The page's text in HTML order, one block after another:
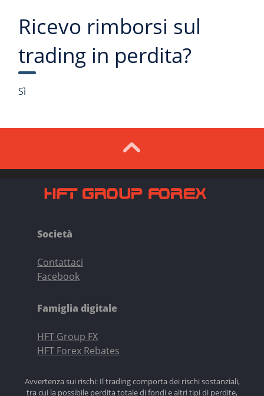
Ricevo rimborsi sul
trading in perdita?
Sì
Società
Contattaci
Facebook
Famiglia digitale
HFT Group FX
HFT Forex Rebates
Avvertenza sui rischi: Il trading comporta dei rischi sostanziali,
tra cui la possibile perdita totale di fondi e altri tipi di perdite,